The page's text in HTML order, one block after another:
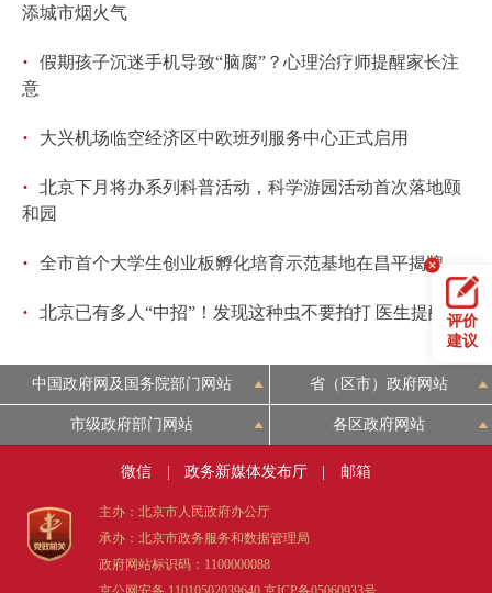
添城市烟火气
·
假期孩子沉迷手机导致“脑腐”？心理治疗师提醒家长注
意
· 大兴机场临空经济区中欧班列服务中心正式启用
·
北京下月将办系列科普活动，科学游园活动首次落地颐
和园
· 全市首个大学生创业板孵化培育示范基地在昌平揭牌
· 北京已有多人“中招”！发现这种虫不要拍打 医生提醒
评价
建议
中国政府网及国务院部门网站 省（区市）政府网站
市级政府部门网站 各区政府网站
微信 政务新媒体发布厅 邮箱
主办：北京市人民政府办公厅
承办：北京市政务服务和数据管理局
政府网站标识码：1100000088